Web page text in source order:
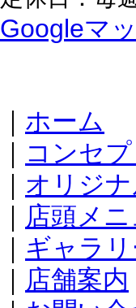
Googleマ
ホーム
コンセプ
オリジ
店頭メ
ギャラ
店舗案内